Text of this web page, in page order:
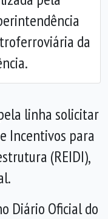
da
linha solicitar
Incentivos para
(REIDI),
Diário Oficial do